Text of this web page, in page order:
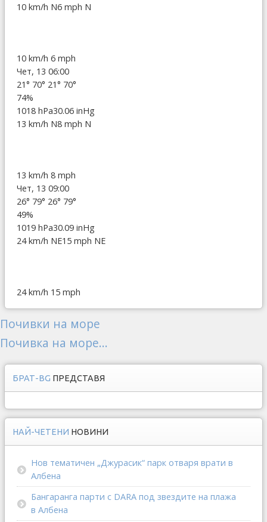
10 km/h N6 mph N
10 km/h 6 mph
Чет, 13 06:00
21° 70° 21° 70°
74%
1018 hPa30.06 inHg
13 km/h N8 mph N
13 km/h 8 mph
Чет, 13 09:00
26° 79° 26° 79°
49%
1019 hPa30.09 inHg
24 km/h NE15 mph NE
24 km/h 15 mph
Почивки на море
Почивка на море...
БРАТ-BG ПРЕДСТАВЯ
НАЙ-ЧЕТЕНИ НОВИНИ
Нов тематичен „Джурасик“ парк отваря врати в
Албена
Бангаранга парти с DARA под звездите на плажа
в Албена